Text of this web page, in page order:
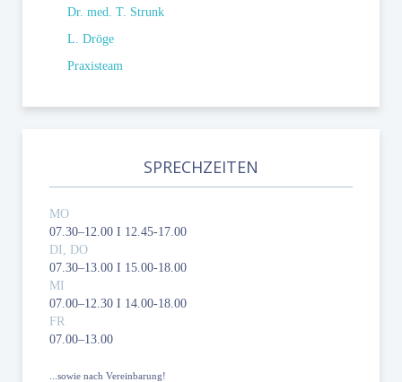
Dr. med. T. Strunk
L. Dröge
Praxisteam
SPRECHZEITEN
MO
07.30–12.00 I 12.45-17.00
DI, DO
07.30–13.00 I 15.00-18.00
MI
07.00–12.30 I 14.00-18.00
FR
07.00–13.00
...sowie nach Vereinbarung!